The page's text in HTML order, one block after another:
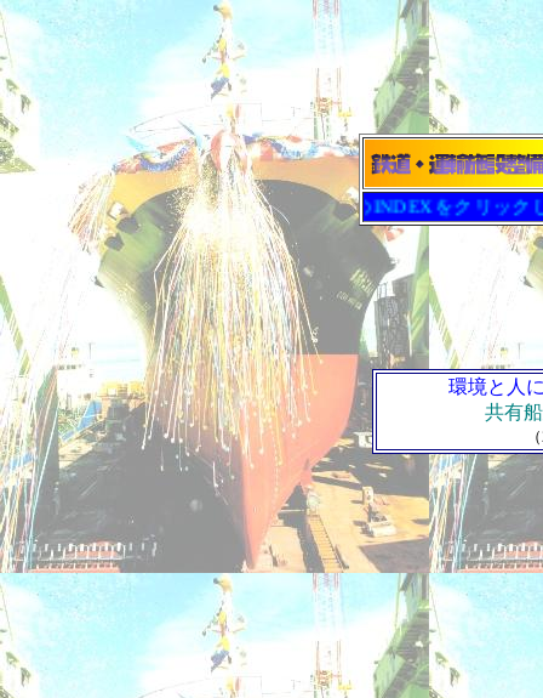
左のINDEXをクリックしてくだ
環境と人
共有